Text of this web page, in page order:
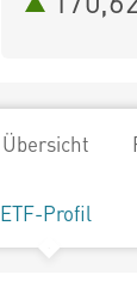
Übersicht
ETF-Profil